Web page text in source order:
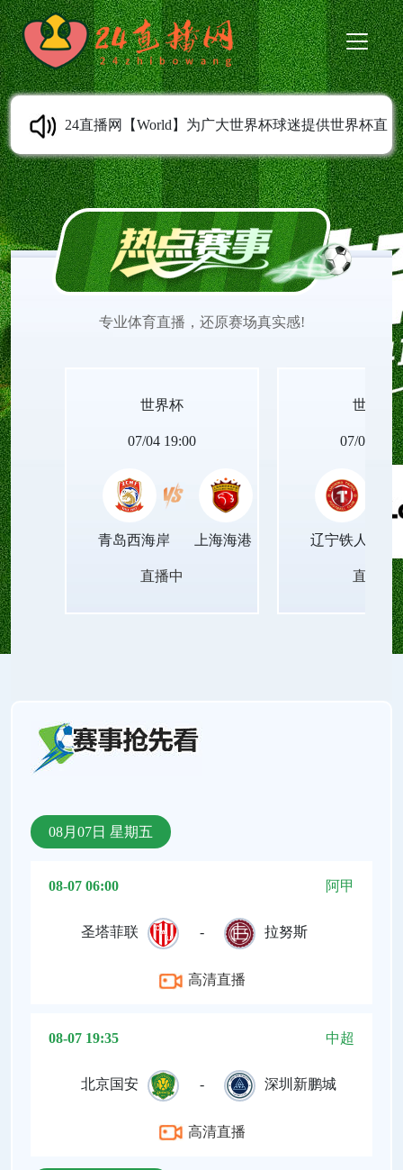
24直播网【World】为广大世界杯球迷提供世界杯直
播赛程和即时的世界杯比赛直播,世界杯直播赛事更
新一网打尽。无论您身处何地,都能通过我们的平台
专业体育直播，还原赛场真实感!
世界杯
07/04 19:00
青岛西海岸 上海海港
直播中
世界杯
07/04
辽宁铁人
直播中
08月07日 星期五
08-07 06:00 阿甲
圣塔菲联 - 拉努斯
高清直播
08-07 19:35 中超
北京国安 - 深圳新鹏城
高清直播